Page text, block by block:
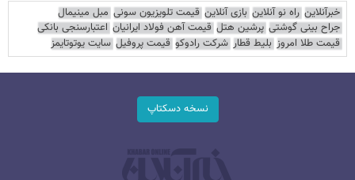
خبرآنلاین راه نو آنلاین بازی آنلاین قیمت تلویزیون سونی مبل مینیمال
جراح بینی گوشتی پرشین هتل قیمت آهن فولاد ایرانیان اعتبارسنجی بانکی
قیمت طلا امروز بلیط قطار شرکت رادوکو قیمت پروفیل سایت یوتوتایمز
نسخه دسکتاپ